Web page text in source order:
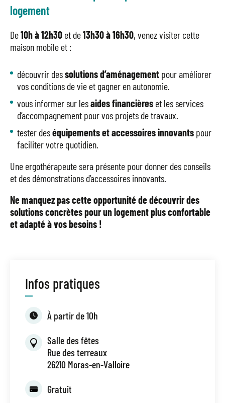
logement
De10h à 12h30 et de13h30 à 16h30, venez visiter cette
maison mobile et :
découvrir dessolutions d’aménagement pour améliorer
vos conditions de vie et gagner en autonomie.
vous informer sur lesaides financières et les services
d’accompagnement pour vos projets de travaux.
tester deséquipements et accessoires innovants pour
faciliter votre quotidien.
Une ergothérapeute sera présente pour donner des conseils
et des démonstrations d’accessoires innovants.
Ne manquez pas cette opportunité de découvrir des
solutions concrètes pour un logement plus confortable
et adapté à vos besoins !
Infos pratiques
À partir de 10h
Salle des fêtes
Rue des terreaux
26210 Moras-en-Valloire
Gratuit